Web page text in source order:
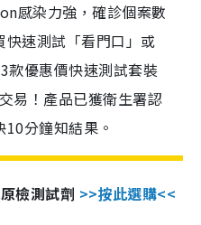
感染力強，確診個案數
速測試「看門口」或
款優惠價快速測試套裝
易！產品已獲衛生署認
分鐘知結果。
檢測試劑 >>按此選購<<